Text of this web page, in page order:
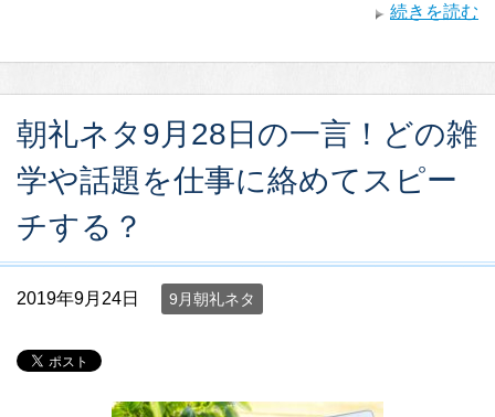
続きを読む
朝礼ネタ9月28日の一言！どの雑
学や話題を仕事に絡めてスピー
チする？
2019年9月24日 9月朝礼ネタ